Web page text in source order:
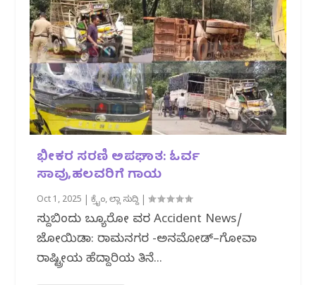
ಭೀಕರ ಸರಣಿ ಅಪಘಾತ: ಓರ್ವ
ಸಾವು,ಹಲವರಿಗೆ ಗಾಯ
Oct 1, 2025 |ಕ್ರೈಂ,ಜಿಲ್ಲಾ ಸುದ್ದಿ |
ಸುದ್ದಿಬಿಂದು ಬ್ಯೂರೋ ವರದಿ Accident News/
ಜೋಯಿಡಾ: ರಾಮನಗರ -ಅನಮೋಡ್–ಗೋವಾ
ರಾಷ್ಟ್ರೀಯ ಹೆದ್ದಾರಿಯ ತಿನೆ...